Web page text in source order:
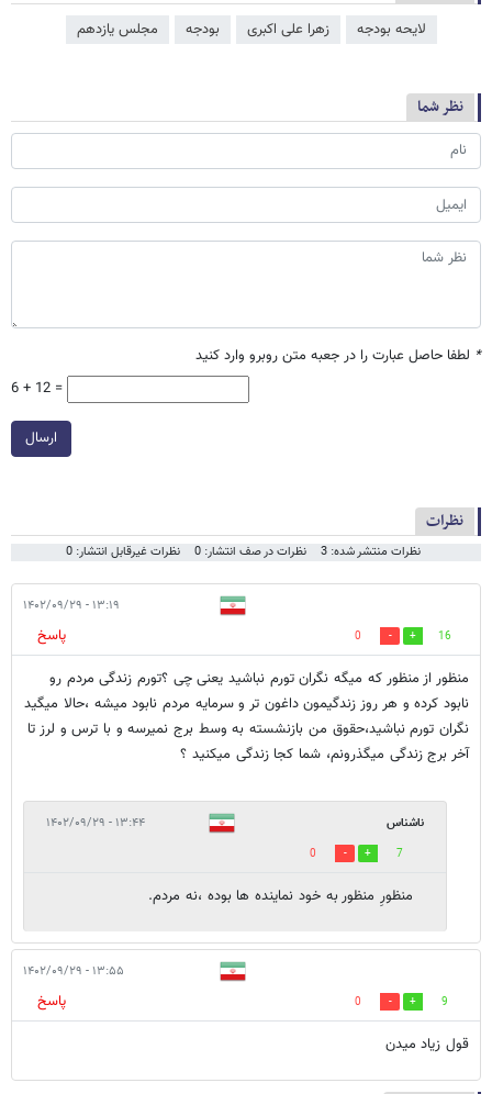
لایحه بودجه زهرا علی اکبری بودجه مجلس یازدهم
نظر شما
* لطفا حاصل عبارت را در جعبه متن روبرو وارد کنید
6 + 12 =
ارسال
نظرات
نظرات منتشر شده: 3 نظرات در صف انتشار: 0 نظرات غیرقابل انتشار: 0
۱۳:۱۹ - ۱۴۰۲/۰۹/۲۹
16
0
پاسخ
منظور از منظور که میگه نگران تورم نباشید یعنی چی ؟تورم زندگی مردم رو
نابود کرده و هر روز زندگیمون داغون تر و سرمایه مردم نابود میشه ،حالا میگید
نگران تورم نباشید،حقوق من بازنشسته به وسط برج نمیرسه و با ترس و لرز تا
آخر برج زندگی میگذرونم، شما کجا زندگی میکنید ؟
ناشناس ۱۳:۴۴ - ۱۴۰۲/۰۹/۲۹
7
0
منظورِ منظور به خود نماینده ها بوده ،نه مردم.
۱۳:۵۵ - ۱۴۰۲/۰۹/۲۹
9
0
پاسخ
قول زیاد میدن